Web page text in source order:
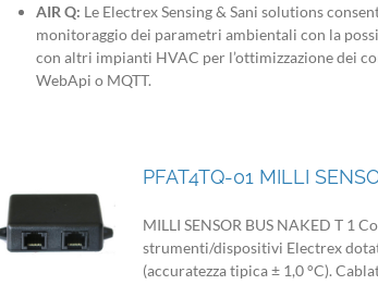
AIR Q: Le Electrex Sensing & Sani solutions
monitoraggio dei parametri ambientali con la
con altri impianti HVAC per l’ottimizzazione dei
WebApi o MQTT.
PFAT4TQ-01 MILLI
MILLI SENSOR BUS NAKED T 1
strumenti/dispositivi Electrex
(accuratezza tipica ± 1,0 °C).